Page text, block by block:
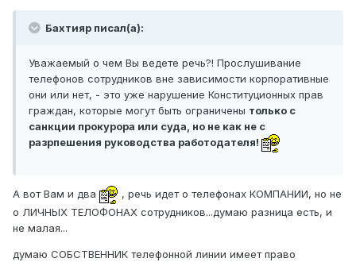
Бахтияр писал(а):
Уважаемый о чем Вы ведете речь?! Прослушивание
телефонов сотрудников вне зависимости корпоративные
они или нет, - это уже нарушение Конституционных прав
граждан, которые могут быть ограничены только с
санкции прокурора или суда, но не как не с
разрпешения руководства работодателя!
А вот Вам и два
, речь идет о телефонах КОМПАНИИ, но не
о ЛИЧНЫХ ТЕЛОФОНАХ сотрудников...думаю разница есть, и
не малая...
думаю СОБСТВЕННИК телефонной линии имеет право